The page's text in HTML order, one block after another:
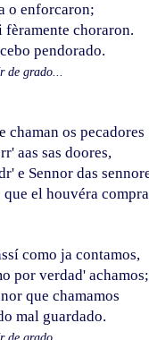
o enforcaron;
fèramente choraron.
pendorado.
de grado...
chaman os pecadores
aas sas doores,
e Sennor das
que el houvéra
como ja contamos,
por verdad' achamos;
que chamamos
mal guardado.